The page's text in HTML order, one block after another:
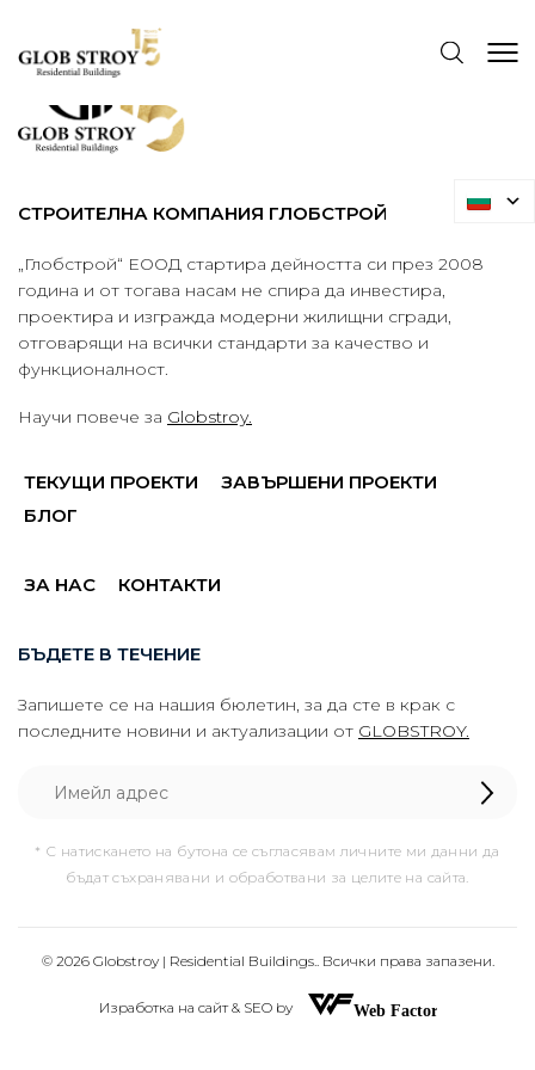
СТРОИТЕЛНА КОМПАНИЯ ГЛОБСТРОЙ
„Глобстрой“ ЕООД стартира дейността си през 2008
година и от тогава насам не спира да инвестира,
проектира и изгражда модерни жилищни сгради,
отговарящи на всички стандарти за качество и
функционалност.
Научи повече за Globstroy.
ТЕКУЩИ ПРОЕКТИ
ЗАВЪРШЕНИ ПРОЕКТИ
БЛОГ
ЗА НАС КОНТАКТИ
БЪДЕТЕ В ТЕЧЕНИЕ
Запишете се на нашия бюлетин, за да сте в крак с
последните новини и актуализации от GLOBSTROY.
* С натискането на бутона се съгласявам личните ми данни да
бъдат съхранявани и обработвани за целите на сайта.
© 2026 Globstroy | Residential Buildings.. Всички права запазени.
Изработка на сайт & SEO by